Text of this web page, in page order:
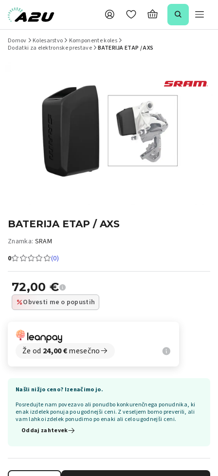
Domov Kolesarstvo
Komponente koles
Dodatki za elektronske prestave
BATERIJA ETAP / AXS
BATERIJA ETAP / AXS
Znamka: SRAM
0
(0)
72,00 €
Obvesti me o popustih
Že od 24,00€mesečno
Našli nižjo ceno? Izenačimo jo.
Posredujte nam povezavo ali ponudbo konkurenčnega ponudnika, ki
enak izdelek ponuja po ugodnejši ceni. Z veseljem bomo preverili, ali
vam lahko izdelek ponudimo po enaki ali celo ugodnejši ceni.
Oddaj zahtevek